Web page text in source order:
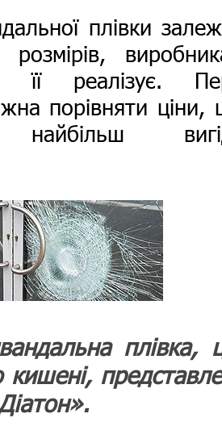
плівки
розмірів,
її реалізує.
порівняти ціни,
найбільш
плівка,
кишені,